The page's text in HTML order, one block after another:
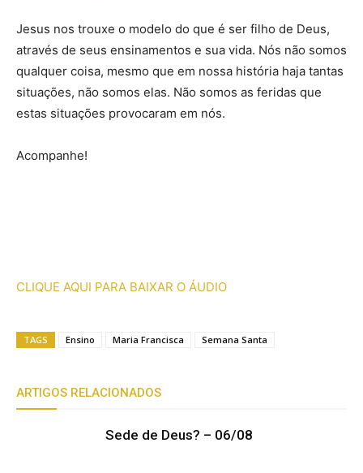
Jesus nos trouxe o modelo do que é ser filho de Deus,
através de seus ensinamentos e sua vida. Nós não somos
qualquer coisa, mesmo que em nossa história haja tantas
situações, não somos elas. Não somos as feridas que
estas situações provocaram em nós.
Acompanhe!
CLIQUE AQUI PARA BAIXAR O ÁUDIO
TAGS Ensino Maria Francisca Semana Santa
ARTIGOS RELACIONADOS
Sede de Deus? – 06/08